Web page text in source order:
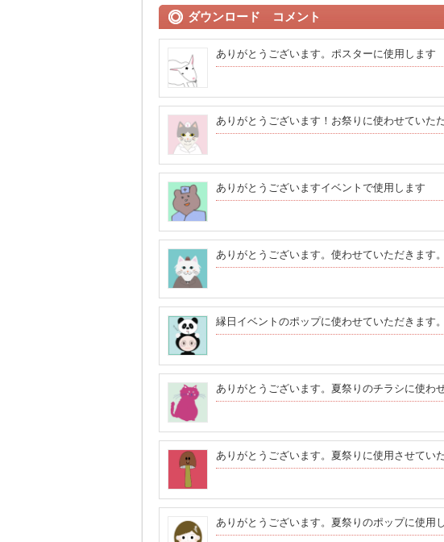
ダウンロード コメント
ありがとうございます。ポスターに使用します
ありがとうございます！お祭りに使わせていただ
ありがとうございますイベントで使用します
ありがとうございます。使わせていただきます。
縁日イベントのポップに使わせていただきます。
ありがとうございます。夏祭りのチラシに使わ
ありがとうございます。夏祭りに使用させてい
ありがとうございます。夏祭りのポップに使用し